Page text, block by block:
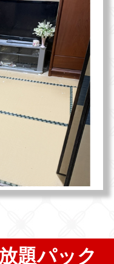
題パック